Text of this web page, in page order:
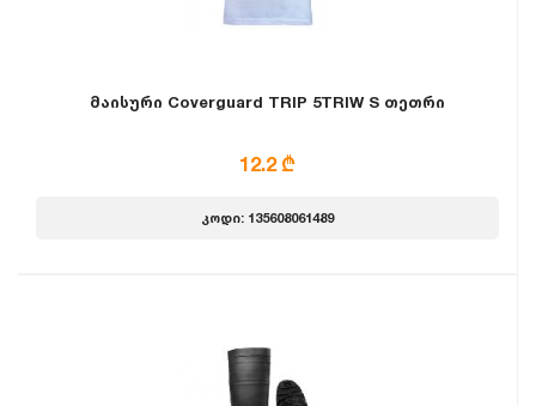
მაისური Coverguard TRIP 5TRIW S თეთრი
12.2 ₾
კოდი: 135608061489